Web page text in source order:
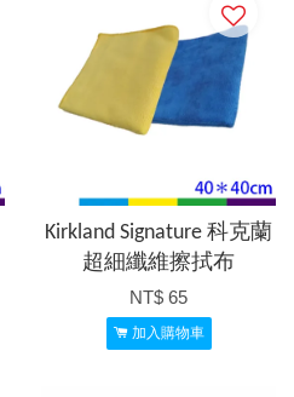
Kirkland Signature 科克蘭
超細纖維擦拭布
NT$ 65
加入購物車